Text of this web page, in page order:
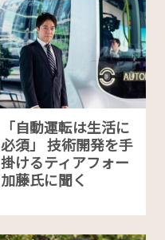
「自動運転は生活に
必須」 技術開発を手
掛けるティアフォー
加藤氏に聞く